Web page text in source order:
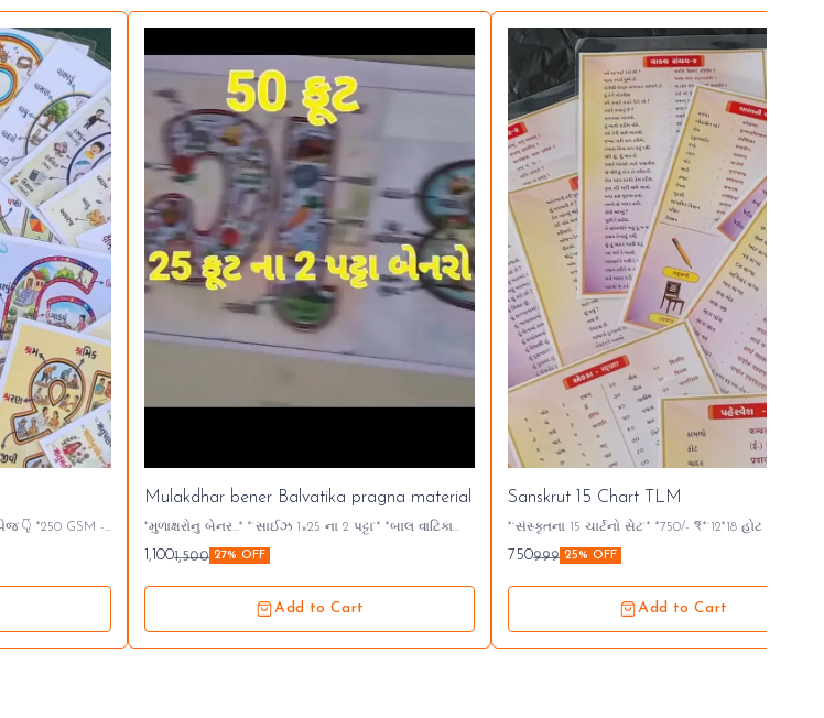
Mulakdhar bener Balvatika pragna material
*મુળાક્ષરોનુ બેનર...* *`સાઈઝ 1×25 ના 2 પટ્ટા`* *બાલ વાટિકા
અને પ્રજ્ઞા વર્ગ માટે ખૂબ જ ઉપયોગી...* *`1100/-₹`* સંપર્ક...👇🏻
1,1001,500 27% OFF
Add to Cart
Sanskrut 15 Chart TLM
*`સંસ્કૃતના 15 ચાર્ટનો સેટ`* *750/- ₹* *`12*18 હોટ લેમિનેટેડ`*
750999 25% OFF
Add to Cart